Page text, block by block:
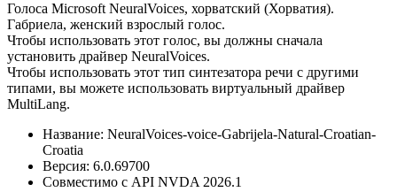
Голоса Microsoft NeuralVoices, хорватский (Хорватия).
Габриела, женский взрослый голос.
Чтобы использовать этот голос, вы должны сначала
установить драйвер NeuralVoices.
Чтобы использовать этот тип синтезатора речи с другими
типами, вы можете использовать виртуальный драйвер
MultiLang.
Название: NeuralVoices-voice-Gabrijela-Natural-Croatian-
Croatia
Версия: 6.0.69700
Совместимо с API NVDA 2026.1